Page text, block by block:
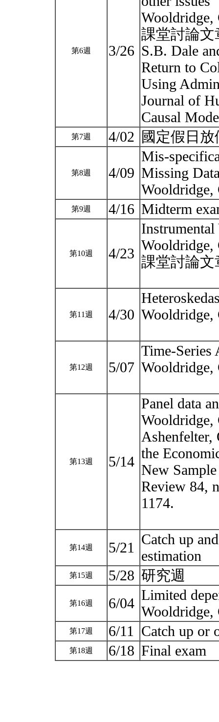
第6週 3/26
Wooldridge,
課堂討論文
S.B. Dale
Return to
Using
Journal of
Causal
第7週 4/02 國定假日
第8週 4/09
Mis-
Missing
Wooldridge,
第9週 4/16 Midterm
第10週 4/23
Instrumental
Wooldridge,
課堂討論文
第11週 4/30 Wooldridge,
第12週 5/07
Time-Series
Wooldridge,
第13週 5/14
Panel data
Wooldridge,
Ashenfelter,
the
New
Review 84,
1174.
第14週 5/21 Catch up
estimation
第15週 5/28 研究週
第16週 6/04 Limited
第17週 6/11 Catch up or
第18週 6/18 Final exam